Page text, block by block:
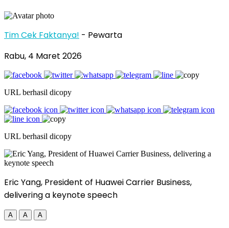
Tim Cek Faktanya! - Pewarta
Rabu, 4 Maret 2026
URL berhasil dicopy
URL berhasil dicopy
Eric Yang, President of Huawei Carrier Business,
delivering a keynote speech
A A A